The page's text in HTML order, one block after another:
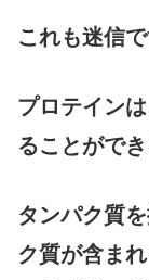
これも迷信で
プロテイン
ることがで
タンパク質
ク質が含ま